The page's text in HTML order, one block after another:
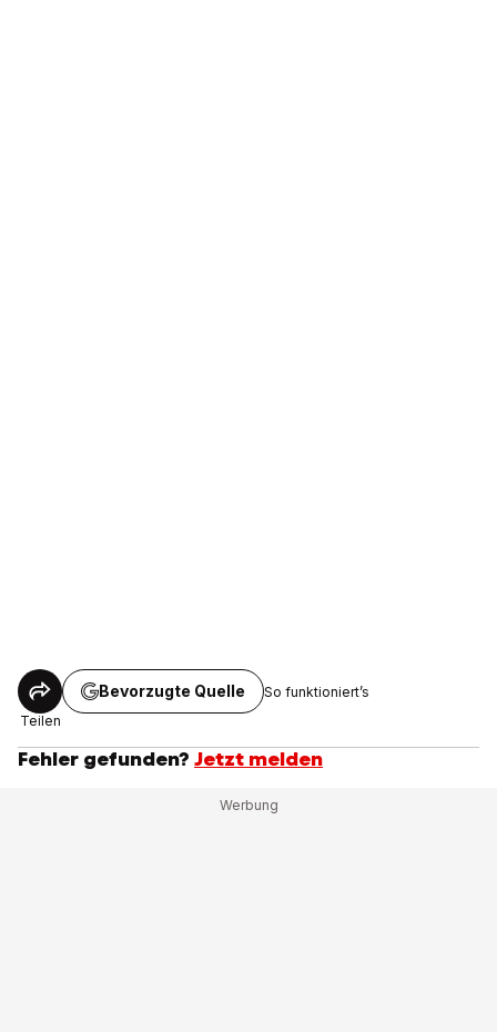
Teilen
Bevorzugte Quelle So funktioniert’s
Fehler gefunden? Jetzt melden